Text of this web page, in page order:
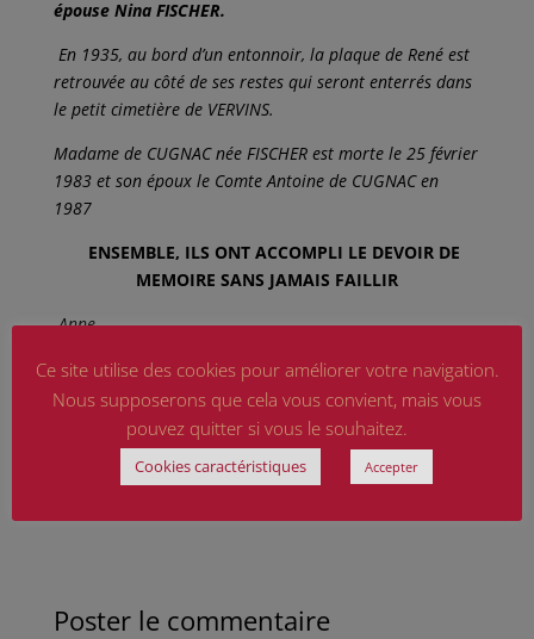
épouse Nina FISCHER.
En 1935, au bord d’un entonnoir, la plaque de René est
retrouvée au côté de ses restes qui seront enterrés dans
le petit cimetière de VERVINS.
Madame de CUGNAC née FISCHER est morte le 25 février
1983 et son époux le Comte Antoine de CUGNAC en
1987
ENSEMBLE, ILS ONT ACCOMPLI LE DEVOIR DE
MEMOIRE SANS JAMAIS FAILLIR
Anne
Officier de la Légion d’honneur
Présidente
Poster le commentaire
Ce site utilise des cookies pour améliorer votre navigation.
Nous supposerons que cela vous convient, mais vous
pouvez quitter si vous le souhaitez.
Cookies caractéristiques Accepter